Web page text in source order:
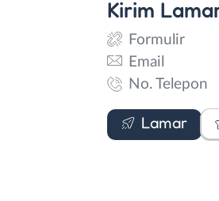
Kirim
Formulir
Email
No. Telepon
Lamar
Email